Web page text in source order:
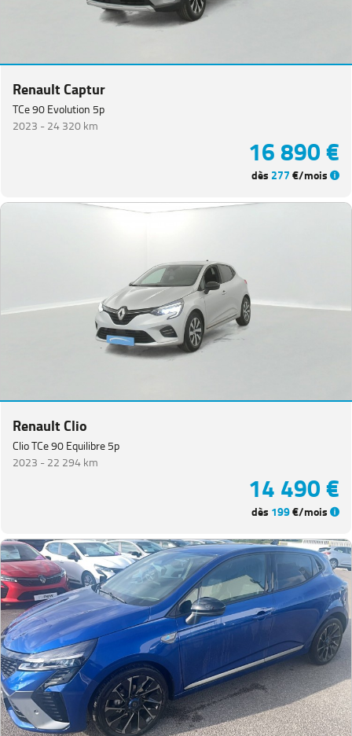
Renault Captur
TCe 90 Evolution 5p
2023 -24 320 km
16 890 €
dès 277€/mois
Renault Clio
Clio TCe 90 Equilibre 5p
2023 -22 294 km
14 490 €
dès 199€/mois